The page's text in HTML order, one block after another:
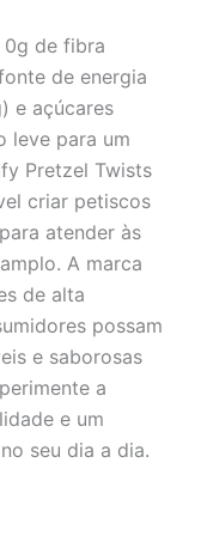
de fibra
de energia
e açúcares
leve para um
Pretzel Twists
criar petiscos
atender às
A marca
de alta
possam
e saborosas
a
e um
seu dia a dia.